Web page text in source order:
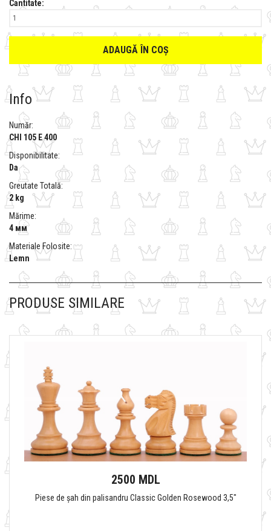
Cantitate:
ADAUGĂ ÎN COȘ
Info
Număr:
CHI 105 E 400
Disponibilitate:
Da
Greutate Totală:
2 kg
Mărime:
4 мм
Materiale Folosite:
Lemn
PRODUSE SIMILARE
2500 MDL
Piese de șah din palisandru Classic Golden Rosewood 3,5"